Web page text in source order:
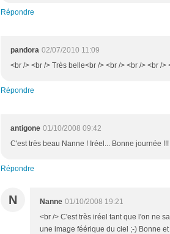
Répondre
pandora 02/07/2010 11:09
<br /> <br /> Très belle<br /> <br /> <br /> <br />
Répondre
antigone 01/10/2008 09:42
C'est très beau Nanne ! Iréel... Bonne journée !!!
Répondre
N Nanne 01/10/2008 19:21
<br /> C'est très iréel tant que l'on ne
une image féérique du ciel ;-) Bonne